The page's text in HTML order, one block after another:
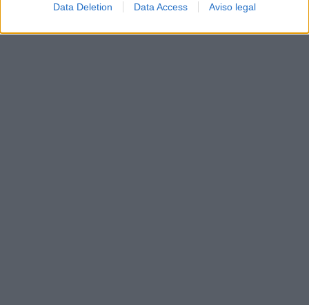
Data Deletion Data Access Aviso legal